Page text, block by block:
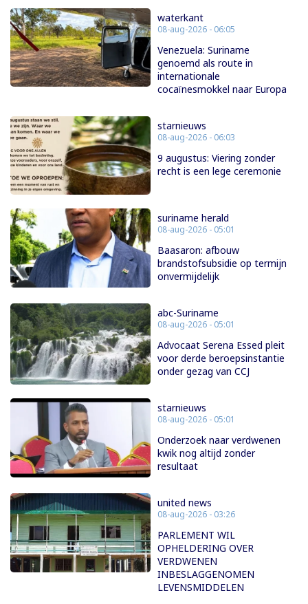
waterkant
08-aug-2026 - 06:05
Venezuela: Suriname
genoemd als route in
internationale
cocaïnesmokkel naar Europa
starnieuws
08-aug-2026 - 06:03
9 augustus: Viering zonder
recht is een lege ceremonie
suriname herald
08-aug-2026 - 05:01
Baasaron: afbouw
brandstofsubsidie op termijn
onvermijdelijk
abc-Suriname
08-aug-2026 - 05:01
Advocaat Serena Essed pleit
voor derde beroepsinstantie
onder gezag van CCJ
starnieuws
08-aug-2026 - 05:01
Onderzoek naar verdwenen
kwik nog altijd zonder
resultaat
united news
08-aug-2026 - 03:26
PARLEMENT WIL
OPHELDERING OVER
VERDWENEN
INBESLAGGENOMEN
LEVENSMIDDELEN